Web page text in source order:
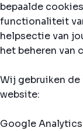
bepaalde
functionaliteit
helpsectie van
het beheren van
Wij gebruiken
website:
Google